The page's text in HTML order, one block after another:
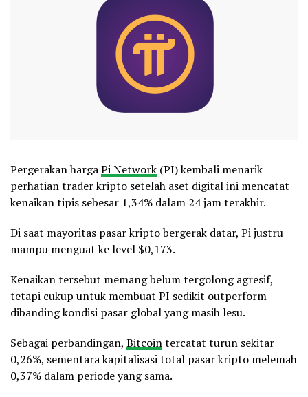
Pergerakan hargaPi Network (PI) kembali menarik
perhatian trader kripto setelah aset digital ini mencatat
kenaikan tipis sebesar 1,34% dalam 24 jam terakhir.
Di saat mayoritas pasar kripto bergerak datar, Pi justru
mampu menguat ke level $0,173.
Kenaikan tersebut memang belum tergolong agresif,
tetapi cukup untuk membuat PI sedikit outperform
dibanding kondisi pasar global yang masih lesu.
Sebagai perbandingan, Bitcointercatat turun sekitar
0,26%, sementara kapitalisasi total pasar kripto melemah
0,37% dalam periode yang sama.